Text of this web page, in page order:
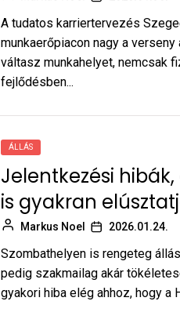
A tudatos karriertervezés
munkaerőpiacon nagy a
váltasz munkahelyet, nemcsak
fejlődésben...
ÁLLÁS
Jelentkezési
is gyakran
Markus Noel 2026.01.24.
Szombathelyen is rengeteg
pedig szakmailag akár
gyakori hiba elég ahhoz, hogy a